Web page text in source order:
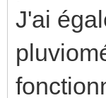
J'ai